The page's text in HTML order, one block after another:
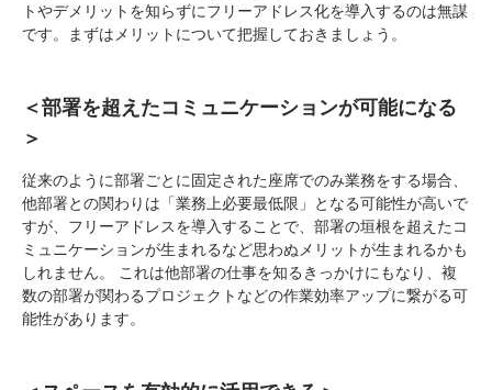
トやデメリットを知らずにフリーアドレス化を導入するのは無謀
です。まずはメリットについて把握しておきましょう。
＜部署を超えたコミュニケーションが可能になる
＞
従来のように部署ごとに固定された座席でのみ業務をする場合、
他部署との関わりは「業務上必要最低限」となる可能性が高いで
すが、フリーアドレスを導入することで、部署の垣根を超えたコ
ミュニケーションが生まれるなど思わぬメリットが生まれるかも
しれません。 これは他部署の仕事を知るきっかけにもなり、複
数の部署が関わるプロジェクトなどの作業効率アップに繋がる可
能性があります。